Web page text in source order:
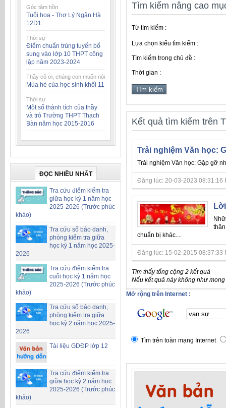
Góc tâm hồn
Tuổi hoa - Thơ Lý Ngân Hà
12D1
Thời sự
Điểm chuẩn trúng tuyển bổ
sung vào lớp 10 THPT công
lập năm 2023-2024
Thầy cô ơi, chúng con muốn nói
Mùa hè của học sinh khối 11
Thời sự
Một số thành tích của thầy
và trò Trường THPT Thạch
Bàn năm học 2015-2016
ĐỌC NHIỀU NHẤT
Tra cứu điểm kiểm tra
giữa học kỳ 1 năm học
2025-2026 (Trước phúc
khảo)
Tra cứu số báo danh,
phòng kiểm tra giữa
học kỳ 1 năm học 2025-
2026
Tra cứu điểm kiểm tra
cuối học kỳ 1 năm học
2025-2026 (Trước phúc
khảo)
Tra cứu số báo danh,
phòng kiểm tra giữa
học kỳ 2 năm học 2025-
2026
Tài liệu GDĐP lớp 12
Tra cứu điểm kiểm tra
giữa học kỳ 2 năm học
2025-2026 (Trước phúc
khảo)
Tìm kiếm nâng cao
Từ tìm kiếm :
Lựa chọn kiểu tìm kiếm :
Tìm kiếm trong chủ đề :
Thời gian :
Kết quả tìm kiếm trên
Trải nghiệm Văn học:
Trải nghiệm Văn học: Gặp gỡ
Đăng lúc: 20-03-2023 08:31:16
chuẩn bị khác....
Đăng lúc: 15-02-2015 08:37:33
Tìm thấy tổng cộng 2 kết quả
Nếu kết quả này không như
Mở rộng trên Internet :
Tìm trên toàn mạng Internet